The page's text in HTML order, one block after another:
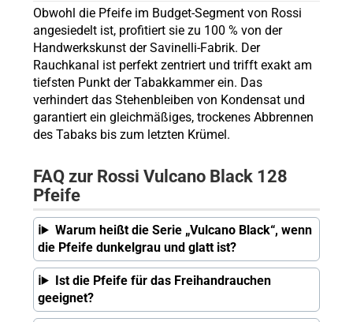
Obwohl die Pfeife im Budget-Segment von Rossi
angesiedelt ist, profitiert sie zu 100 % von der
Handwerkskunst der Savinelli-Fabrik. Der
Rauchkanal ist perfekt zentriert und trifft exakt am
tiefsten Punkt der Tabakkammer ein. Das
verhindert das Stehenbleiben von Kondensat und
garantiert ein gleichmäßiges, trockenes Abbrennen
des Tabaks bis zum letzten Krümel.
FAQ zur Rossi Vulcano Black 128
Pfeife
Warum heißt die Serie „Vulcano Black“, wenn
die Pfeife dunkelgrau und glatt ist?
Ist die Pfeife für das Freihandrauchen
geeignet?